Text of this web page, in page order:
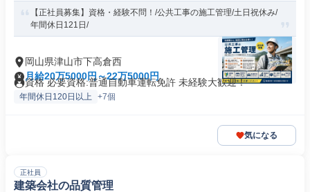
【正社員募集】資格・経験不問！/公共工事の施工管理/土日祝休み/
年間休日121日/
岡山県津山市下高倉西
月給20万5000円～22万5000円
資格 必要資格:普通自動車運転免許 未経験大歓迎！
年間休日120日以上 +7個
気になる
正社員
建築会社の品質管理